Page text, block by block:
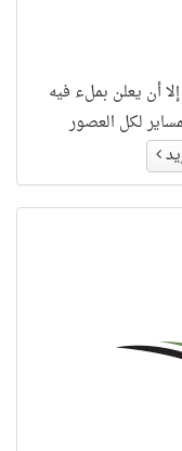
أن يعلن بملء فيه
لكل العصور